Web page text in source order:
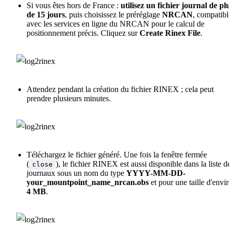
Si vous êtes hors de France : utilisez un fichier journal de
de 15 jours, puis choisissez le préréglage NRCAN,
avec les services en ligne du NRCAN pour le calcul de
positionnement précis. Cliquez surCreate Rinex File.
Attendez pendant la création du fichier RINEX ; cela peut
prendre plusieurs minutes.
Téléchargez le fichier généré. Une fois la fenêtre fermée
( close ), le fichier RINEX est aussi disponible dans la liste
journaux sous un nom du type YYYY-MM-DD-
your_mountpoint_name_nrcan.obs et pour une taille
4 MB.